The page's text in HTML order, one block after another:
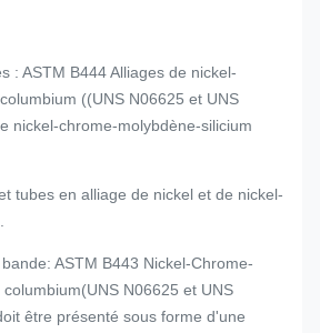
: ASTM B444 Alliages de nickel-
((UNS N06625 et UNS
nickel-chrome-molybdène-silicium
tubes en alliage de nickel et de nickel-
ASTM B443 Nickel-Chrome-
(UNS N06625 et UNS
être présenté sous forme d'une